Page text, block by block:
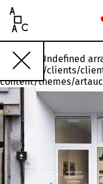
Art Au Centre
Rawette#18
Installation, États n°1
Joelle Jakubiak
56 Rue Saint-Gilles
Chronoxyles.
Ida Ferrand
16 Rue du Palais
Warning
: Undefined
/var/www/clients/
content/themes/